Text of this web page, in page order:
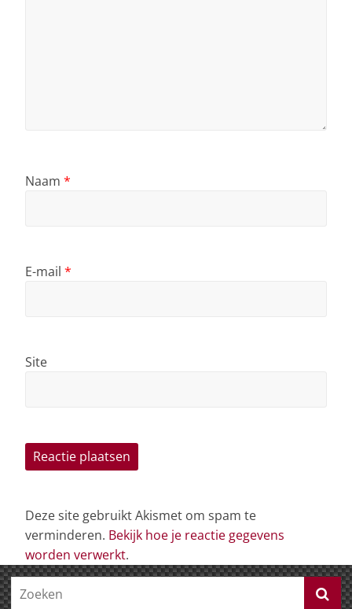
Naam *
E-mail *
Site
Deze site gebruikt Akismet om spam te
verminderen. Bekijk hoe je reactie gegevens
worden verwerkt.